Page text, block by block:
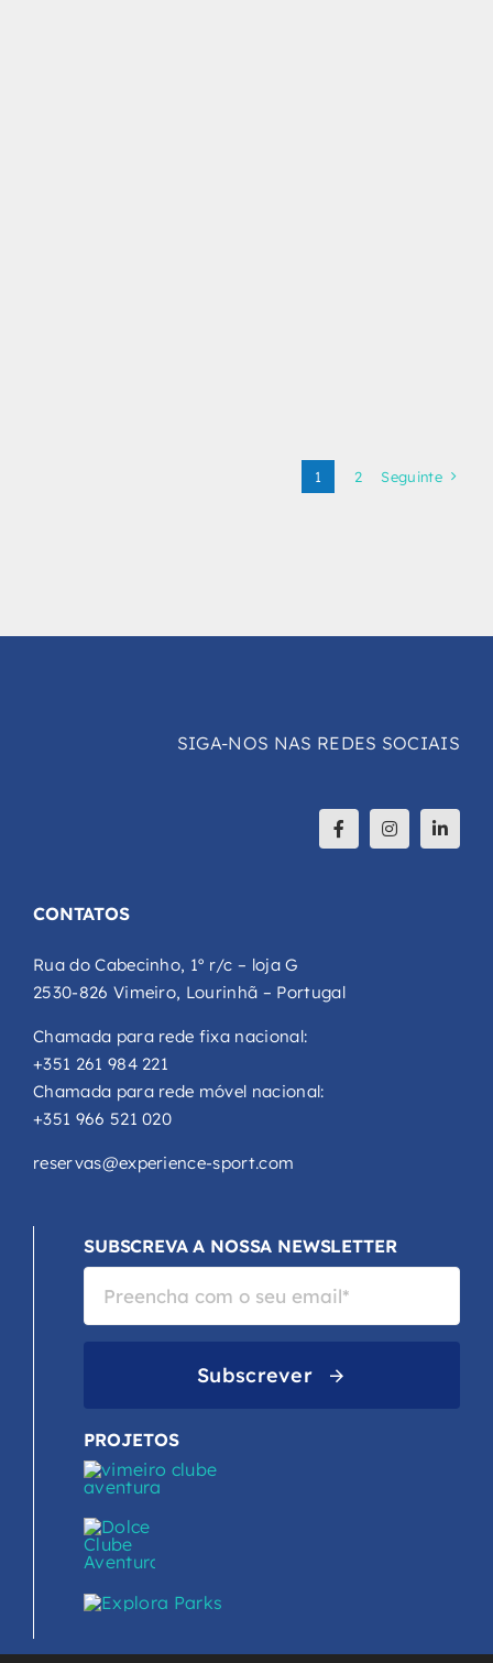
1 2 Seguinte
SIGA-NOS NAS REDES SOCIAIS
CONTATOS
Rua do Cabecinho, 1º r/c – loja G
2530-826 Vimeiro, Lourinhã – Portugal
Chamada para rede fixa nacional:
+351 261 984 221
Chamada para rede móvel nacional:
+351 966 521 020
reservas@experience-sport.com
SUBSCREVA A NOSSA NEWSLETTER
Subscrever
PROJETOS